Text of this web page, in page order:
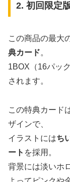
2. 初回限定
この商品の最大
典カード。
1BOX（16パッ
されます。
この特典カード
ザインで、
イラストにはち
ート を採用。
背景には淡いホ